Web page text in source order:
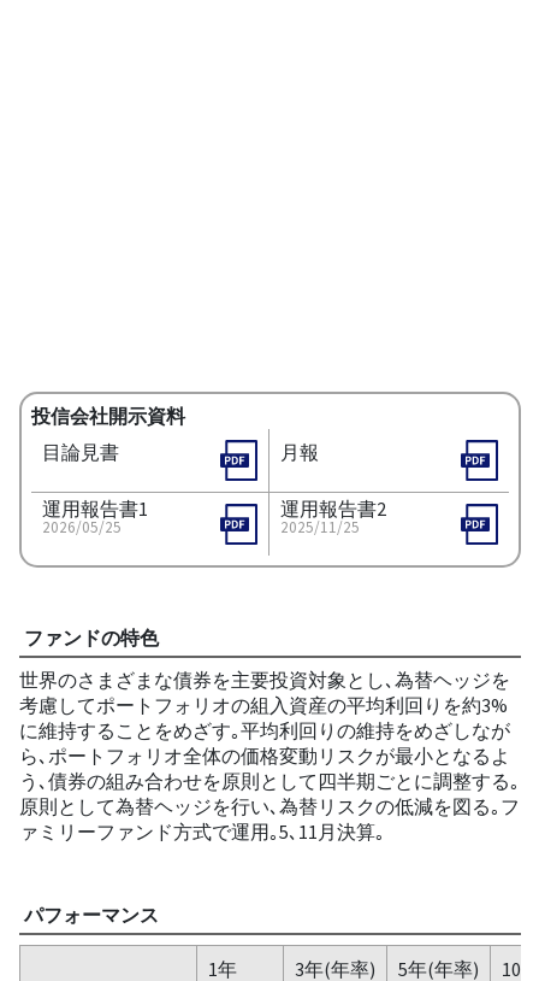
投信会社開示資料
目論見書
月報
運用報告書1
2026/05/25
運用報告書2
2025/11/25
ファンドの特色
世界のさまざまな債券を主要投資対象とし､為替ヘッジを
考慮してポートフォリオの組入資産の平均利回りを約3%
に維持することをめざす｡平均利回りの維持をめざしなが
ら､ポートフォリオ全体の価格変動リスクが最小となるよ
う､債券の組み合わせを原則として四半期ごとに調整する｡
原則として為替ヘッジを行い､為替リスクの低減を図る｡フ
ァミリーファンド方式で運用｡5､11月決算｡
パフォーマンス
1年 3年(年率) 5年(年率)
10